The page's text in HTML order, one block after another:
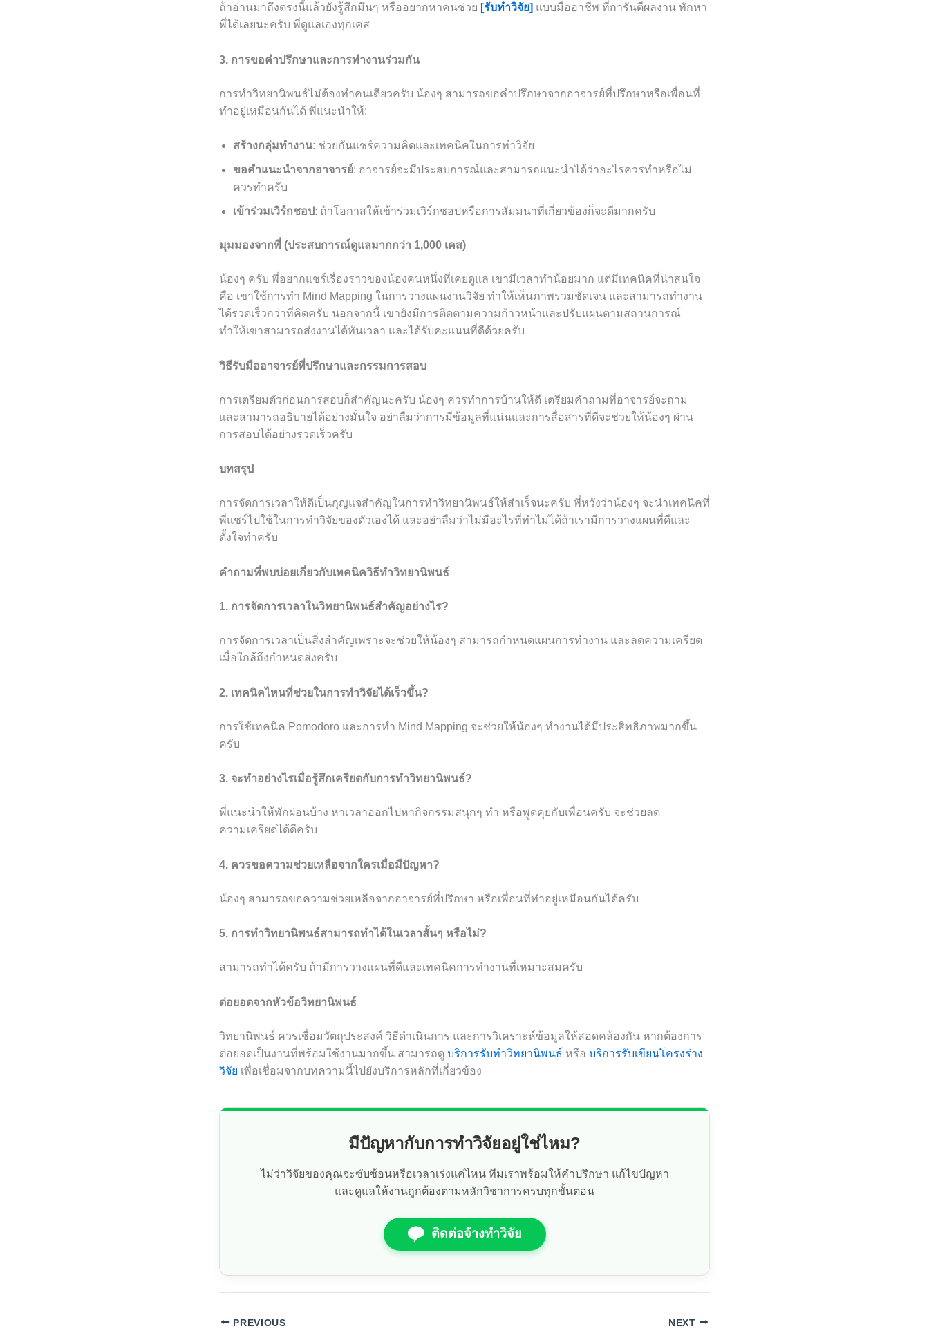
ถ้าอ่านมาถึงตรงนี้แล้วยังรู้สึกมึนๆ หรืออยากหาคนช่วย [รับทำวิจัย] แบบมืออาชีพ ที่การันตีผลงาน ทักหา
พี่ได้เลยนะครับ พี่ดูแลเองทุกเคส
3. การขอคำปรึกษาและการทำงานร่วมกัน
การทำวิทยานิพนธ์ไม่ต้องทำคนเดียวครับ น้องๆ สามารถขอคำปรึกษาจากอาจารย์ที่ปรึกษาหรือเพื่อนที่
ทำอยู่เหมือนกันได้ พี่แนะนำให้:
สร้างกลุ่มทำงาน: ช่วยกันแชร์ความคิดและเทคนิคในการทำวิจัย
ขอคำแนะนำจากอาจารย์: อาจารย์จะมีประสบการณ์และสามารถแนะนำได้ว่าอะไรควรทำหรือไม่
ควรทำครับ
เข้าร่วมเวิร์กชอป: ถ้าโอกาสให้เข้าร่วมเวิร์กชอปหรือการสัมมนาที่เกี่ยวข้องก็จะดีมากครับ
มุมมองจากพี่ (ประสบการณ์ดูแลมากกว่า 1,000 เคส)
น้องๆ ครับ พี่อยากแชร์เรื่องราวของน้องคนหนึ่งที่เคยดูแล เขามีเวลาทำน้อยมาก แต่มีเทคนิคที่น่าสนใจ
คือ เขาใช้การทำ Mind Mapping ในการวางแผนงานวิจัย ทำให้เห็นภาพรวมชัดเจน และสามารถทำงาน
ได้รวดเร็วกว่าที่คิดครับ นอกจากนี้ เขายังมีการติดตามความก้าวหน้าและปรับแผนตามสถานการณ์
ทำให้เขาสามารถส่งงานได้ทันเวลา และได้รับคะแนนที่ดีด้วยครับ
วิธีรับมืออาจารย์ที่ปรึกษาและกรรมการสอบ
การเตรียมตัวก่อนการสอบก็สำคัญนะครับ น้องๆ ควรทำการบ้านให้ดี เตรียมคำถามที่อาจารย์จะถาม
และสามารถอธิบายได้อย่างมั่นใจ อย่าลืมว่าการมีข้อมูลที่แน่นและการสื่อสารที่ดีจะช่วยให้น้องๆ ผ่าน
การสอบได้อย่างรวดเร็วครับ
บทสรุป
การจัดการเวลาให้ดีเป็นกุญแจสำคัญในการทำวิทยานิพนธ์ให้สำเร็จนะครับ พี่หวังว่าน้องๆ จะนำเทคนิคที่
พี่แชร์ไปใช้ในการทำวิจัยของตัวเองได้ และอย่าลืมว่าไม่มีอะไรที่ทำไม่ได้ถ้าเรามีการวางแผนที่ดีและ
ตั้งใจทำครับ
คำถามที่พบบ่อยเกี่ยวกับเทคนิควิธีทำวิทยานิพนธ์
1. การจัดการเวลาในวิทยานิพนธ์สำคัญอย่างไร?
การจัดการเวลาเป็นสิ่งสำคัญเพราะจะช่วยให้น้องๆ สามารถกำหนดแผนการทำงาน และลดความเครียด
เมื่อใกล้ถึงกำหนดส่งครับ
2. เทคนิคไหนที่ช่วยในการทำวิจัยได้เร็วขึ้น?
การใช้เทคนิค Pomodoro และการทำ Mind Mapping จะช่วยให้น้องๆ ทำงานได้มีประสิทธิภาพมากขึ้น
ครับ
3. จะทำอย่างไรเมื่อรู้สึกเครียดกับการทำวิทยานิพนธ์?
พี่แนะนำให้พักผ่อนบ้าง หาเวลาออกไปหากิจกรรมสนุกๆ ทำ หรือพูดคุยกับเพื่อนครับ จะช่วยลด
ความเครียดได้ดีครับ
4. ควรขอความช่วยเหลือจากใครเมื่อมีปัญหา?
น้องๆ สามารถขอความช่วยเหลือจากอาจารย์ที่ปรึกษา หรือเพื่อนที่ทำอยู่เหมือนกันได้ครับ
5. การทำวิทยานิพนธ์สามารถทำได้ในเวลาสั้นๆ หรือไม่?
สามารถทำได้ครับ ถ้ามีการวางแผนที่ดีและเทคนิคการทำงานที่เหมาะสมครับ
ต่อยอดจากหัวข้อวิทยานิพนธ์
วิทยานิพนธ์ ควรเชื่อมวัตถุประสงค์ วิธีดำเนินการ และการวิเคราะห์ข้อมูลให้สอดคล้องกัน หากต้องการ
ต่อยอดเป็นงานที่พร้อมใช้งานมากขึ้น สามารถดู บริการรับทำวิทยานิพนธ์ หรือ บริการรับเขียนโครงร่าง
วิจัย เพื่อเชื่อมจากบทความนี้ไปยังบริการหลักที่เกี่ยวข้อง
มีปัญหากับการทำวิจัยอยู่ใช่ไหม?
ไม่ว่าวิจัยของคุณจะซับซ้อนหรือเวลาเร่งแค่ไหน ทีมเราพร้อมให้คำปรึกษา แก้ไขปัญหา
และดูแลให้งานถูกต้องตามหลักวิชาการครบทุกขั้นตอน
ติดต่อจ้างทำวิจัย
PREVIOUS NEXT